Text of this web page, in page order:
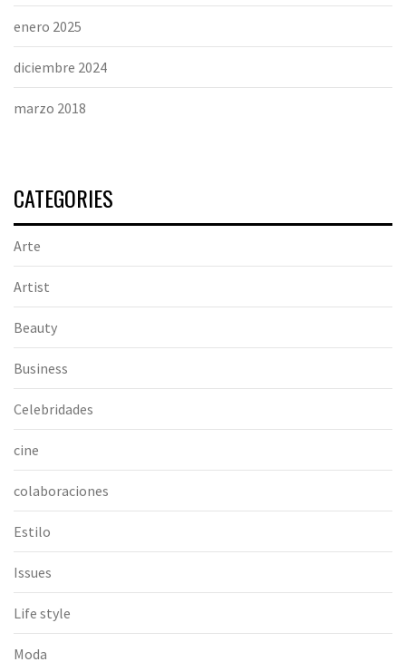
enero 2025
diciembre 2024
marzo 2018
CATEGORIES
Arte
Artist
Beauty
Business
Celebridades
cine
colaboraciones
Estilo
Issues
Life style
Moda